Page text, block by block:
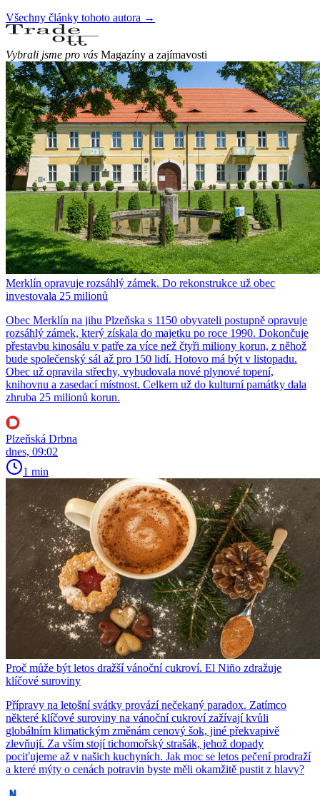
Všechny články tohoto autora →
Vybrali jsme pro vás Magazíny a zajímavosti
Merklín opravuje rozsáhlý zámek. Do rekonstrukce už obec
investovala 25 milionů
Obec Merklín na jihu Plzeňska s 1150 obyvateli postupně opravuje
rozsáhlý zámek, který získala do majetku po roce 1990. Dokončuje
přestavbu kinosálu v patře za více než čtyři miliony korun, z něhož
bude společenský sál až pro 150 lidí. Hotovo má být v listopadu.
Obec už opravila střechy, vybudovala nové plynové topení,
knihovnu a zasedací místnost. Celkem už do kulturní památky dala
zhruba 25 milionů korun.
Plzeňská Drbna
dnes, 09:02
1 min
Proč může být letos dražší vánoční cukroví. El Niño zdražuje
klíčové suroviny
Přípravy na letošní svátky provází nečekaný paradox. Zatímco
některé klíčové suroviny na vánoční cukroví zažívají kvůli
globálním klimatickým změnám cenový šok, jiné překvapivě
zlevňují. Za vším stojí tichomořský strašák, jehož dopady
pociťujeme až v našich kuchyních. Jak moc se letos pečení prodraží
a které mýty o cenách potravin byste měli okamžitě pustit z hlavy?